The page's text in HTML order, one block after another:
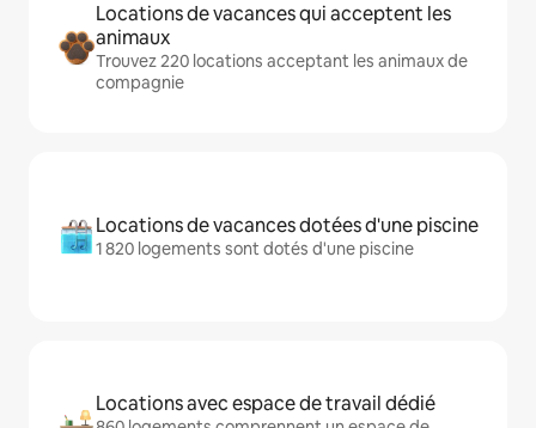
Locations de vacances qui acceptent les
animaux
Trouvez 220 locations acceptant les animaux de
compagnie
Locations de vacances dotées d'une piscine
1 820 logements sont dotés d'une piscine
Locations avec espace de travail dédié